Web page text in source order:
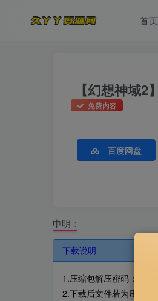
首页
【幻想神域
免费内容
百度网盘
申明：
下载说明
1.压缩包解压密码： 文
2.下载后文件若为压缩包